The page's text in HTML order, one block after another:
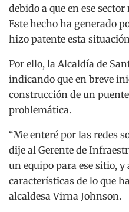
debido a que en ese
Este hecho ha generado
hizo patente esta
Por ello, la Alcaldía de
indicando que en breve
construcción de un
problemática.
“Me enteré por las redes
dije al Gerente de
un equipo para ese sitio,
características de lo que
alcaldesa Virna Johnson.